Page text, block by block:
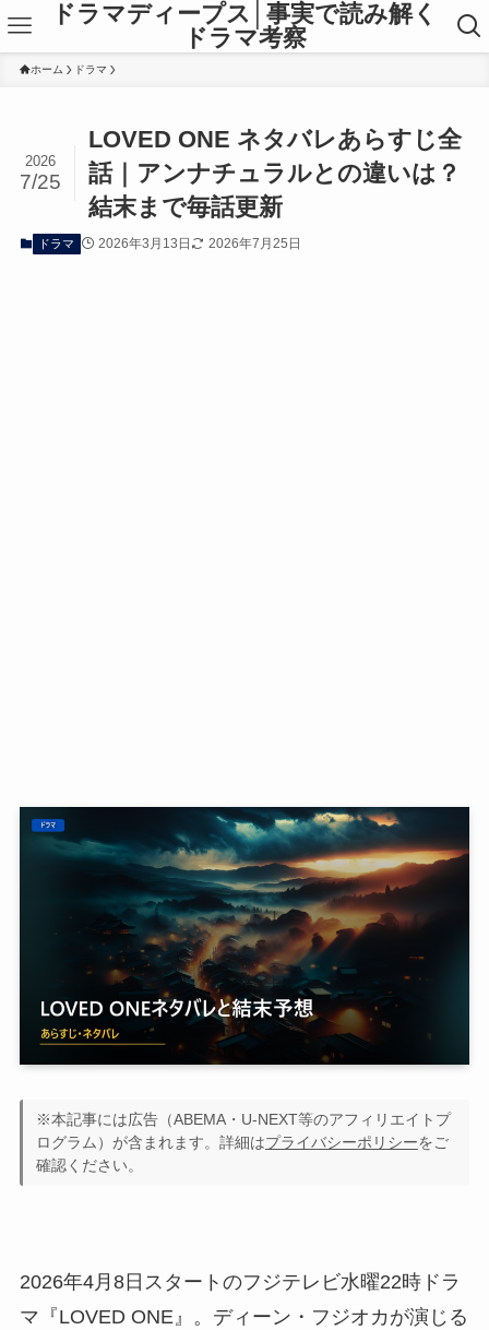
ドラマディープス│事実で読み解く
ドラマ考察
ホーム ドラマ
LOVED ONE ネタバレあらすじ全
話｜アンナチュラルとの違いは？
結末まで毎話更新
2026
7/25
ドラマ 2026年3月13日 2026年7月25日
※本記事には広告（ABEMA・U-NEXT等のアフィリエイトプ
ログラム）が含まれます。詳細はプライバシーポリシーをご
確認ください。
2026年4月8日スタートのフジテレビ水曜22時ドラ
マ『LOVED ONE』。ディーン・フジオカが演じる